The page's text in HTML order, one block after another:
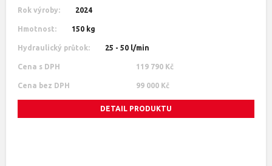
Rok výroby: 2024
Hmotnost: 150 kg
Hydraulický průtok: 25 - 50 l/min
Cena s DPH 119 790 Kč
Cena bez DPH 99 000 Kč
DETAIL PRODUKTU